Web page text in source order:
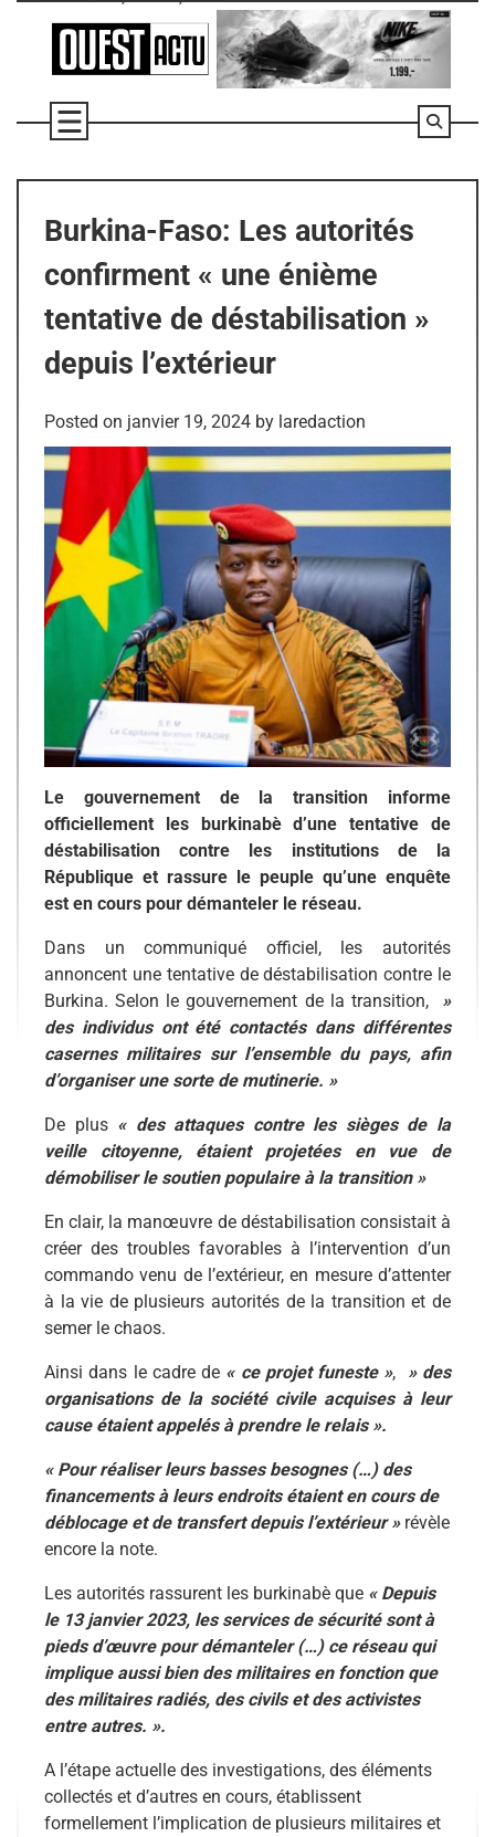
Burkina-Faso: Les autorités
confirment « une énième
tentative de déstabilisation »
depuis l’extérieur
Posted on janvier 19, 2024 by laredaction
Le gouvernement de la transition informe
officiellement les burkinabè d’une tentative de
déstabilisation contre les institutions de la
République et rassure le peuple qu’une enquête
est en cours pour démanteler le réseau.
Dans un communiqué officiel, les autorités
annoncent une tentative de déstabilisation contre le
Burkina. Selon le gouvernement de la transition,
»
des individus ont été contactés dans différentes
casernes militaires sur l’ensemble du pays, afin
d’organiser une sorte de mutinerie. »
De plus « des attaques contre les sièges de la
veille citoyenne, étaient projetées en vue de
démobiliser le soutien populaire à la transition »
En clair, la manœuvre de déstabilisation consistait à
créer des troubles favorables à l’intervention d’un
commando venu de l’extérieur, en mesure d’attenter
à la vie de plusieurs autorités de la transition et de
semer le chaos.
Ainsi dans le cadre de « ce projet funeste »,
» des
organisations de la société civile acquises à leur
cause étaient appelés à prendre le relais ».
« Pour réaliser leurs basses besognes (…) des
financements à leurs endroits étaient en cours de
déblocage et de transfert depuis l’extérieur »révèle
encore la note.
Les autorités rassurent les burkinabè que « Depuis
le 13 janvier 2023, les services de sécurité sont à
pieds d’œuvre pour démanteler (…) ce réseau qui
implique aussi bien des militaires en fonction que
des militaires radiés, des civils et des activistes
entre autres. ».
A l’étape actuelle des investigations, des éléments
collectés et d’autres en cours, établissent
formellement l’implication de plusieurs militaires et